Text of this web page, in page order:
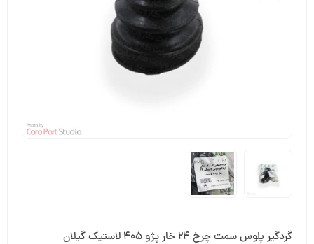
گردگیر پلوس سمت چرخ 24 خار پژو 405 لاستیک گیلان